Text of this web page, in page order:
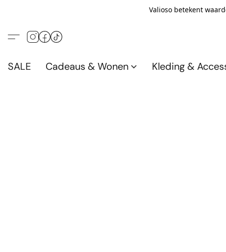
Valioso betekent
SALE Cadeaus & Wonen Kleding &